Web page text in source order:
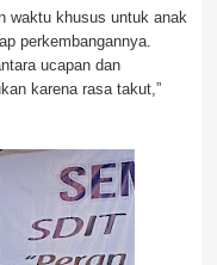
waktu khusus untuk anak
perkembangannya.
ucapan dan
karena rasa takut,”